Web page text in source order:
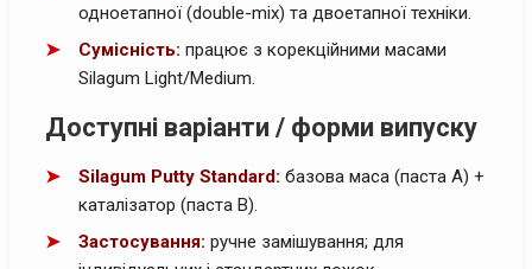
одноетапної (double-mix) та двоетапної техніки.
Сумісність: працює з корекційними масами
Silagum Light/Medium.
Доступні варіанти / форми випуску
Silagum Putty Standard: базова маса (паста A) +
каталізатор (паста B).
Застосування: ручне замішування; для